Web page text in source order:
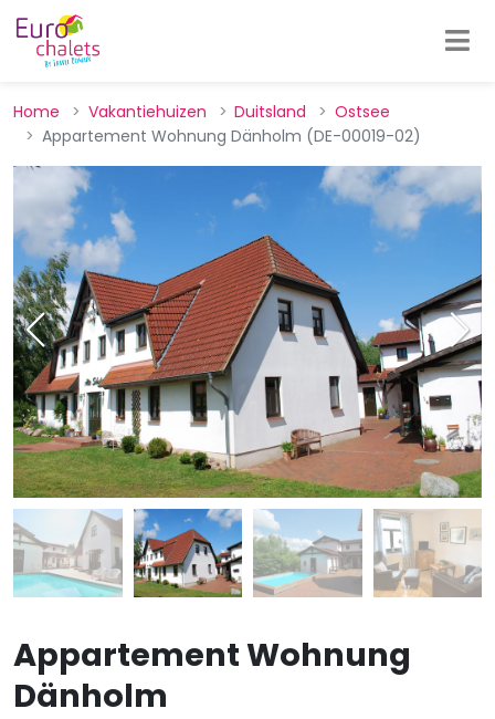
Home Vakantiehuizen Duitsland
Ostsee
Appartement Wohnung Dänholm (DE-00019-02)
Appartement Wohnung
Dänholm